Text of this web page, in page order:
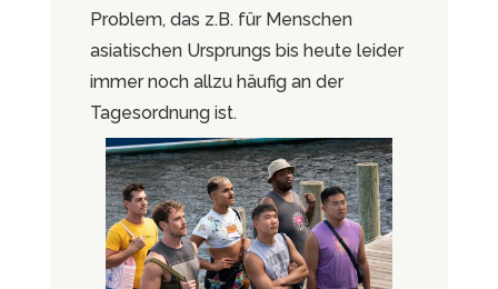
Problem, das z.B. für Menschen
asiatischen Ursprungs bis heute leider
immer noch allzu häufig an der
Tagesordnung ist.